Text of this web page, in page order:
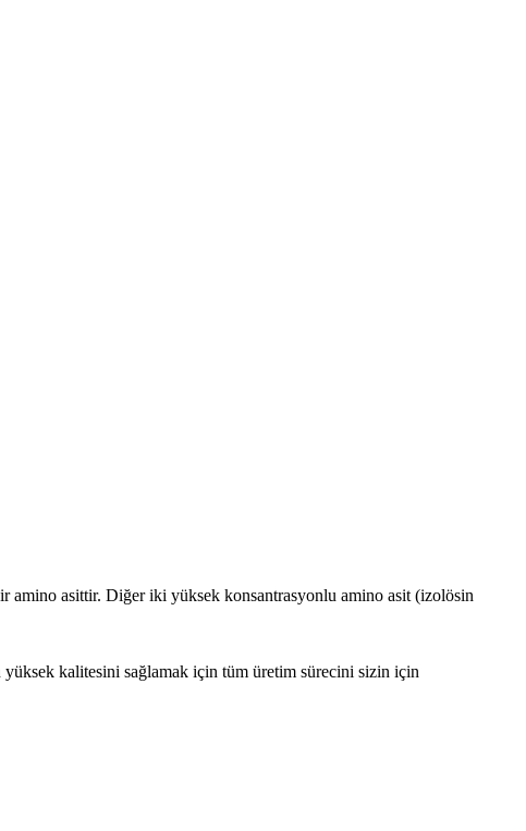
amino asittir. Diğer iki yüksek konsantrasyonlu amino asit (izolösin
kalitesini sağlamak için tüm üretim sürecini sizin için